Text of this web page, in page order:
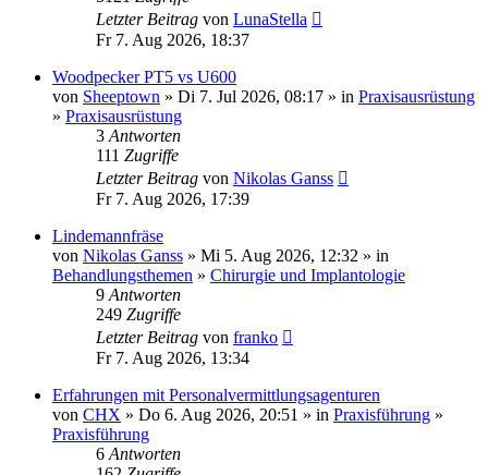
Letzter Beitrag von LunaStella
Fr 7. Aug 2026, 18:37
Woodpecker PT5 vs U600
von Sheeptown » Di 7. Jul 2026, 08:17 » in Praxisausrüstung
» Praxisausrüstung
3 Antworten
111 Zugriffe
Letzter Beitrag von Nikolas Ganss
Fr 7. Aug 2026, 17:39
Lindemannfräse
von Nikolas Ganss » Mi 5. Aug 2026, 12:32 » in
Behandlungsthemen » Chirurgie und Implantologie
9 Antworten
249 Zugriffe
Letzter Beitrag von franko
Fr 7. Aug 2026, 13:34
Erfahrungen mit Personalvermittlungsagenturen
von CHX » Do 6. Aug 2026, 20:51 » in Praxisführung »
Praxisführung
6 Antworten